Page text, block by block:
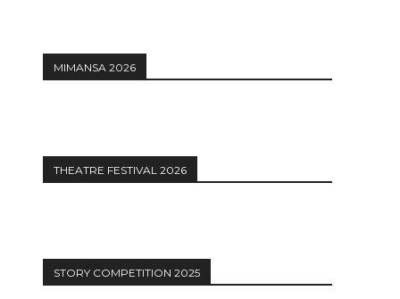
MIMANSA 2026
THEATRE FESTIVAL 2026
STORY COMPETITION 2025